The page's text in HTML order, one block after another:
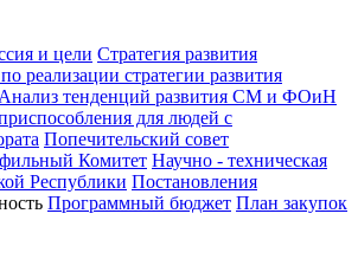
и цели Стратегия развития
реализации стратегии развития
Анализ тенденций развития СМ и ФОиН
для людей с
Попечительский совет
Комитет Научно - техническая
Республики Постановления
Программный бюджет План закупок